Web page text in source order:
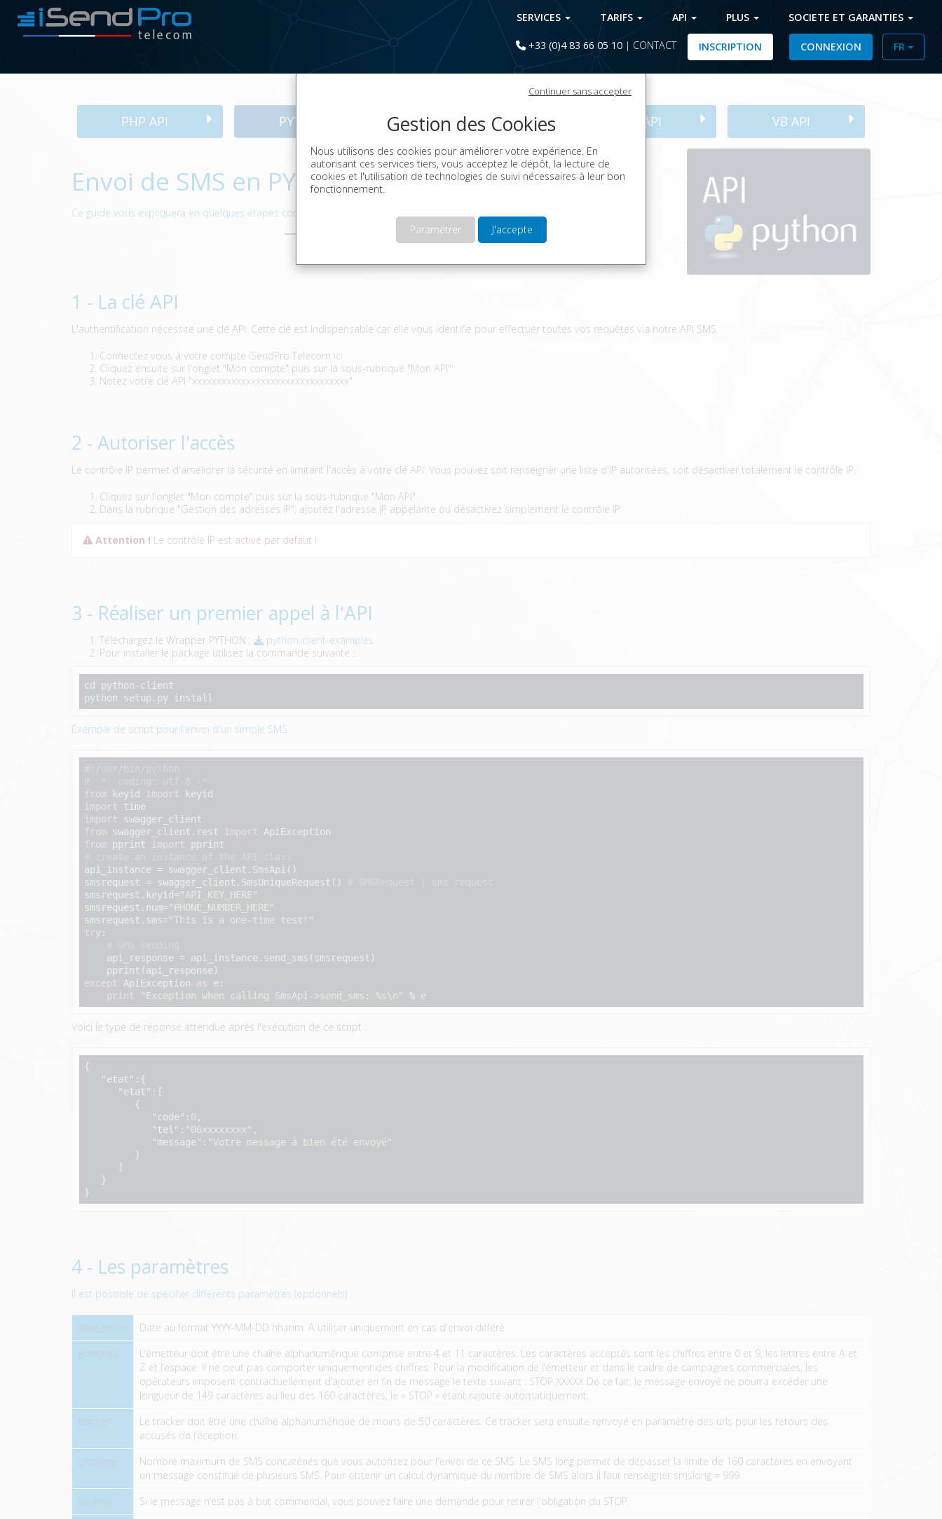
Continuer sans accepter
Gestion des Cookies
Nous utilisons des cookies pour améliorer votre expérience. En
autorisant ces services tiers, vous acceptez le dépôt, la lecture de
cookies et l'utilisation de technologies de suivi nécessaires à leur bon
fonctionnement.
Paramétrer J'accepte
SERVICES TARIFS API PLUS SOCIETE ET GARANTIES
INSCRIPTION CONNEXION FR
+33 (0)4 83 66 05 10 | CONTACT
PHP API PYTHON API JAVA API C# API VB API
Envoi de SMS en PYTHON
Ce guide vous expliquera en quelques étapes comment faire votre premier appel à l'API en PYTHON pour l'envoi de SMS.
1 - La clé API
L'authentification nécessite une clé API. Cette clé est indispensable car elle vous identifie pour effectuer toutes vos requêtes via notre API SMS.
Connectez vous à votre compte iSendPro Telecom ici
Cliquez ensuite sur l'onglet "Mon compte" puis sur la sous-rubrique "Mon API"
Notez votre clé API "xxxxxxxxxxxxxxxxxxxxxxxxxxxxxxxx"
2 - Autoriser l'accès
Le contrôle IP permet d'améliorer la sécurité en limitant l'accès à votre clé API. Vous pouvez soit renseigner une liste d'IP autorisées, soit désactiver totalement le contrôle IP.
Cliquez sur l'onglet "Mon compte" puis sur la sous-rubrique "Mon API"
Dans la rubrique "Gestion des adresses IP", ajoutez l'adresse IP appelante ou désactivez simplement le contrôle IP.
Attention ! Le contrôle IP est activé par defaut !
3 - Réaliser un premier appel à l'API
Téléchargez le Wrapper PYTHON :
python-client-examples
Pour installer le package utilisez la commande suivante :
cd python-client
python setup.py install
Exemple de script pour l'envoi d'un simple SMS :
from keyid import
import
import
from swagger_client.rest import
from pprint import
api_instance = swagger_client.SmsApi()
smsrequest = swagger_client.SmsUniqueRequest()
smsrequest.keyid="API_KEY_HERE"
smsrequest.num="PHONE_NUMBER_HERE"
smsrequest.sms="This is a one-time test!"
try :
except ApiException as e:
print
"Exception when calling SmsApi->send_sms: %s\n" % e
Voici le type de réponse attendue aprés l'exécution de ce script :
{
"etat" :{
"etat" :[
"code" : 0 ,
"tel" : "06xxxxxxxx" ,
"message" : "Votre message à bien été envoyé"
4 - Les paramètres
Il est possible de spécifier différents paramètres (optionnels) :
date_envoi
Date au format YYYY-MM-DD hh:mm. A utiliser uniquement en cas d'envoi différé
emetteur
L’émetteur doit être une chaîne alphanumérique comprise entre 4 et 11 caractères. Les caractères acceptés sont les chiffres entre 0 et 9, les lettres entre A et
Z et l’espace. Il ne peut pas comporter uniquement des chiffres. Pour la modification de l’émetteur et dans le cadre de campagnes commerciales, les
opérateurs imposent contractuellement d’ajouter en fin de message le texte suivant : STOP XXXXX De ce fait, le message envoyé ne pourra excéder une
longueur de 149 caractères au lieu des 160 caractères, le « STOP » étant rajouté automatiquement.
tracker
Le tracker doit être une chaîne alphanumérique de moins de 50 caractères. Ce tracker sera ensuite renvoyé en paramètre des urls pour les retours des
accusés de réception.
smslong
Nombre maximum de SMS concaténés que vous autorisez pour l'envoi de ce SMS. Le SMS long permet de dépasser la limite de 160 caractères en envoyant
un message constitué de plusieurs SMS. Pour obtenir un calcul dynamique du nombre de SMS alors il faut renseigner smslong = 999
nostop
Si le message n’est pas à but commercial, vous pouvez faire une demande pour retirer l'obligation du STOP.